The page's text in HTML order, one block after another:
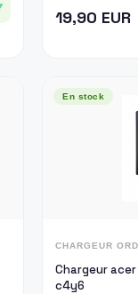
19,90 EUR
En stock
CHARGEUR
Chargeur
c4y6